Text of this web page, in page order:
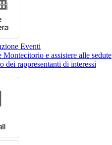
Eventi
Montecitorio e assistere alle sedute
dei rappresentanti di interessi